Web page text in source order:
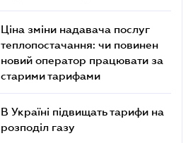
Ціна зміни надавача послуг
теплопостачання: чи повинен
новий оператор працювати за
старими тарифами
В Україні підвищать тарифи на
розподіл газу